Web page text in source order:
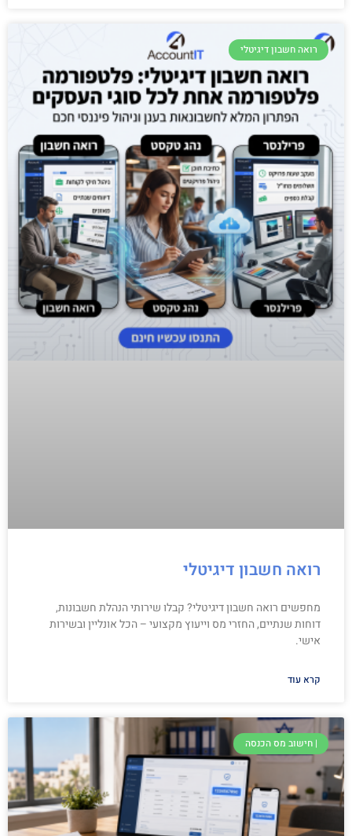
רואה חשבון דיגיטלי
רואה חשבון דיגיטלי
מחפשים רואה חשבון דיגיטלי? קבלו שירותי הנהלת חשבונות,
דוחות שנתיים, החזרי מס וייעוץ מקצועי – הכל אונליין ובשירות
אישי.
קרא עוד
| חישוב מס הכנסה